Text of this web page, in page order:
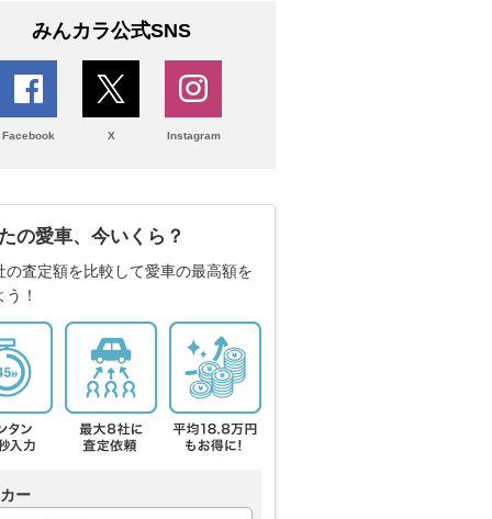
みんカラ公式SNS
Facebook X Instagram
の愛車、今いくら？
の査定額を比較して愛車の最高額を
！
ー